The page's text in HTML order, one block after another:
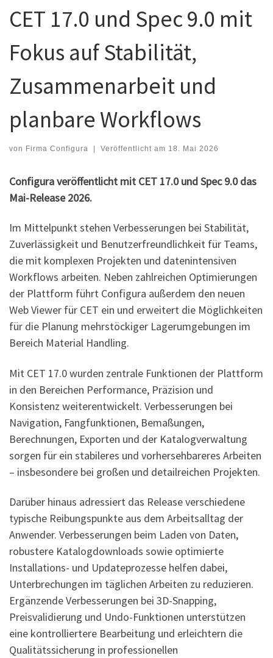
CET 17.0 und Spec 9.0 mit
Fokus auf Stabilität,
Zusammenarbeit und
planbare Workflows
von Firma Configura | Veröffentlicht am 18. Mai 2026
Configura veröffentlicht mit CET 17.0 und Spec 9.0 das
Mai-Release 2026.
Im Mittelpunkt stehen Verbesserungen bei Stabilität,
Zuverlässigkeit und Benutzerfreundlichkeit für Teams,
die mit komplexen Projekten und datenintensiven
Workflows arbeiten. Neben zahlreichen Optimierungen
der Plattform führt Configura außerdem den neuen
Web Viewer für CET ein und erweitert die Möglichkeiten
für die Planung mehrstöckiger Lagerumgebungen im
Bereich Material Handling.
Mit CET 17.0 wurden zentrale Funktionen der Plattform
in den Bereichen Performance, Präzision und
Konsistenz weiterentwickelt. Verbesserungen bei
Navigation, Fangfunktionen, Bemaßungen,
Berechnungen, Exporten und der Katalogverwaltung
sorgen für ein stabileres und vorhersehbareres Arbeiten
– insbesondere bei großen und detailreichen Projekten.
Darüber hinaus adressiert das Release verschiedene
typische Reibungspunkte aus dem Arbeitsalltag der
Anwender. Verbesserungen beim Laden von Daten,
robustere Katalogdownloads sowie optimierte
Installations- und Updateprozesse helfen dabei,
Unterbrechungen im täglichen Arbeiten zu reduzieren.
Ergänzende Verbesserungen bei 3D-Snapping,
Preisvalidierung und Undo-Funktionen unterstützen
eine kontrolliertere Bearbeitung und erleichtern die
Qualitätssicherung in professionellen